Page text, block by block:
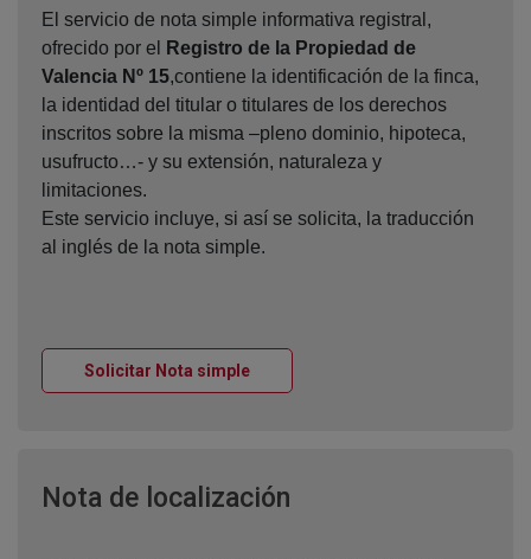
El servicio de nota simple informativa registral,
ofrecido por el
Registro de la Propiedad de
Valencia Nº 15,contiene la identificación de la finca,
la identidad del titular o titulares de los derechos
inscritos sobre la misma –pleno dominio, hipoteca,
usufructo…- y su extensión, naturaleza y
limitaciones.
Este servicio incluye, si así se solicita, la traducción
al inglés de la nota simple.
Solicitar Nota simpleVentana nueva
Nota de localización